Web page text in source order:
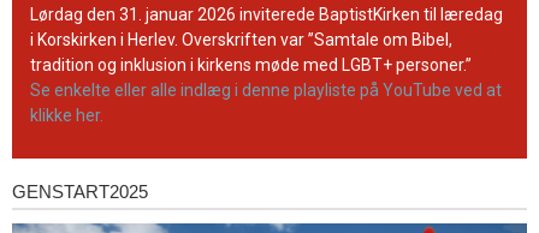
YouTube-
kanal
Lørdag den 31. januar 2026 inviterede BaptistKirken til læredag
i Korskirken i Herlev. Overskriften var ”Samtale om Bibel,
tradition og inklusion i kirkens møde med LGBT+ personer.”
Se enkelte eller alle indlæg i denne playliste på YouTube ved at
klikke her.
Genstart2025
GENSTART2025